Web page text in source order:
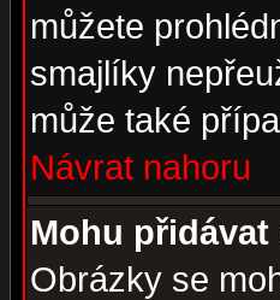
můžete
smajlíky
může také
Návrat nahoru
Mohu přidávat
Obrázky se